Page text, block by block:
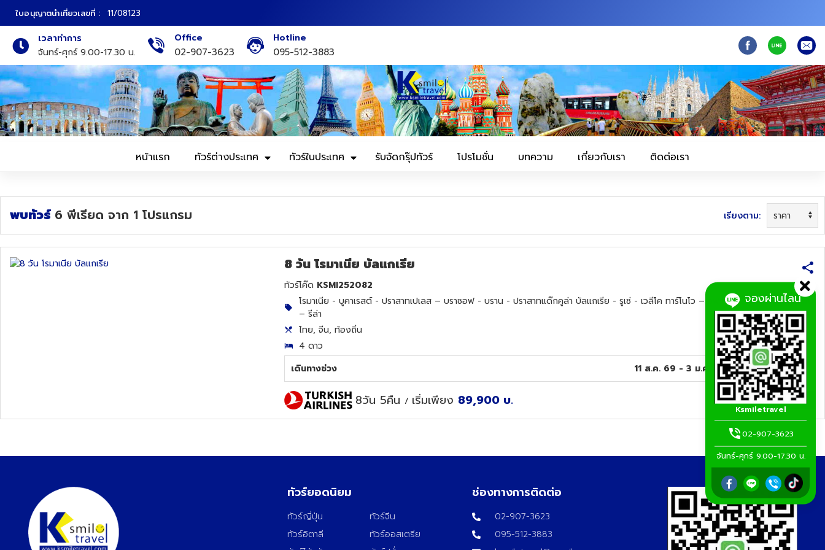
ใบอนุญาตนำเที่ยวเลขที่ : 11/08123
เวลาทำการ
จันทร์-ศุกร์ 9.00-17.30 น.
Office
02-907-3623
Hotline
095-512-3883
หน้าแรก ทัวร์ต่างประเทศ ทัวร์ในประเทศ รับจัดกรุ๊ปทัวร์ โปรโมชั่น บทความ เกี่ยวกับเรา ติดต่อเรา
พบทัวร์ 6 พีเรียด จาก 1 โปรแกรม เรียงตาม:
8 วัน โรมาเนีย บัลแกเรีย
ทัวร์โค๊ด KSMI252082
โรมาเนีย - บูคาเรสต์ - ปราสาทเปเลส – บราซอฟ - บราน - ปราสาทแด๊กคูล่า บัลแกเรีย - รูเซ่ - เวลีโค ทาร์โนโว – วิฟก้า – พลอฟดิฟ – โซเฟีย
– รีล่า
ไทย, จีน, ท้องถิ่น
4 ดาว
เดินทางช่วง
11 ส.ค. 69 - 3 ม.ค. 70 (6ช่วงวันเดินทาง)
8วัน 5คืน / เริ่มเพียง 89,900 บ. ดูรายละเอียด
จองผ่านไลน์
Ksmiletravel
02-907-3623
จันทร์-ศุกร์ 9.00-17.30 น.
ทัวร์ยอดนิยม
ทัวร์ญี่ปุ่น
ทัวร์อิตาลี
ทัวร์จีน
ทัวร์ออสเตรีย
ช่องทางการติดต่อ
02-907-3623
095-512-3883
ทัวร์ญี่ปุ่น
ทัวร์เกาหลี
ทัวร์ยุโรป
ทัวร์สแกนดิเนเวีย
ทัวร์สิงคโปร์
ทัวร์ตุรเคีย
ทัวร์เวียดนาม
ทัวร์อียิปต์
ทัวร์จอร์เจีย
ทัวร์อินเดีย
ทัวร์บาหลี
ภาคเหนือ
ภาคกลาง
ภาคอีสาน
ภาคตะวันตก